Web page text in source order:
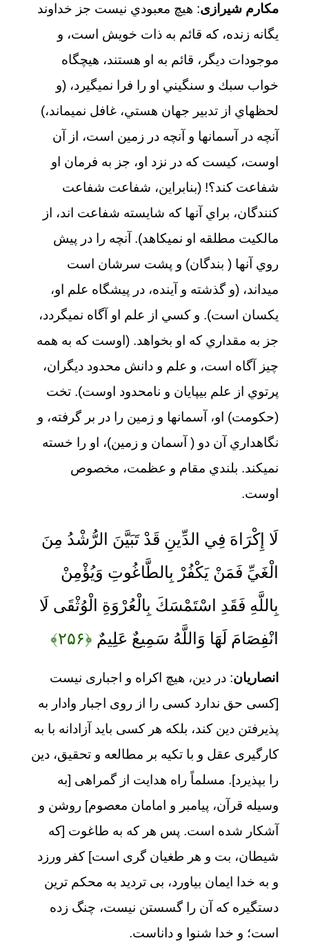
مکارم شیرازی: هيچ معبودي نيست جز خداوند
يگانه زنده، كه قائم به ذات خويش است، و
موجودات ديگر، قائم به او هستند، هيچگاه
خواب سبك و سنگيني او را فرا نمي‏گيرد، (و
لحظهاي از تدبير جهان هستي، غافل نمي‏ماند،)
آنچه در آسمانها و آنچه در زمين است، از آن
اوست، كيست كه در نزد او، جز به فرمان او
شفاعت كند؟! (بنابراين، شفاعت شفاعت
كنندگان، براي آنها كه شايسته شفاعت اند، از
مالكيت مطلقه او نميكاهد). آنچه را در پيش
روي آنها ( بندگان) و پشت سرشان است
مي‏داند، (و گذشته و آينده، در پيشگاه علم او،
يكسان است). و كسي از علم او آگاه نمي‏گردد،
جز به مقداري كه او بخواهد. (اوست كه به همه
چيز آگاه است، و علم و دانش محدود ديگران،
پرتوي از علم بيپايان و نامحدود اوست). تخت
(حكومت) او، آسمانها و زمين را در بر گرفته، و
نگاهداري آن دو ( آسمان و زمين)، او را خسته
نمي‏كند. بلندي مقام و عظمت، مخصوص
اوست.
لَا إِكْرَاهَ فِي الدِّينِ قَدْ تَبَيَّنَ الرُّشْدُ مِنَ
الْغَيِّ فَمَنْ يَكْفُرْ بِالطَّاغُوتِ وَيُؤْمِنْ
بِاللَّهِ فَقَدِ اسْتَمْسَكَ بِالْعُرْوَةِ الْوُثْقَى لَا
انْفِصَامَ لَهَا وَاللَّهُ سَمِيعٌ عَلِيمٌ ﴿۲۵۶﴾
انصاریان: در دین، هیچ اکراه و اجباری نیست
[کسی حق ندارد کسی را از روی اجبار وادار به
پذیرفتن دین کند، بلکه هر کسی باید آزادانه با به
کارگیری عقل و با تکیه بر مطالعه و تحقیق، دین
را بپذیرد]. مسلماً راه هدایت از گمراهی [به
وسیله قرآن، پیامبر و امامان معصوم] روشن و
آشکار شده است. پس هر که به طاغوت [که
شیطان، بت و هر طغیان گری است] کفر ورزد
و به خدا ایمان بیاورد، بی تردید به محکم ترین
دستگیره که آن را گسستن نیست، چنگ زده
است؛ و خدا شنوا و داناست.